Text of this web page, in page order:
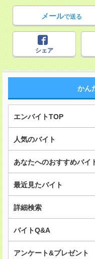
メールで送る
シェア
かん
エンバイトTOP
人気のバイト
あなたへのおすすめバイ
最近見たバイト
詳細検索
バイトQ&A
アンケート&プレゼント